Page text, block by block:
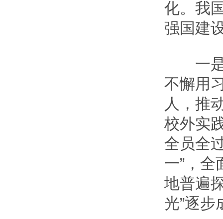
化。我
强国建
一是
不懈用
人，推
校外实
全员全
一”，
地普遍
光”逐步